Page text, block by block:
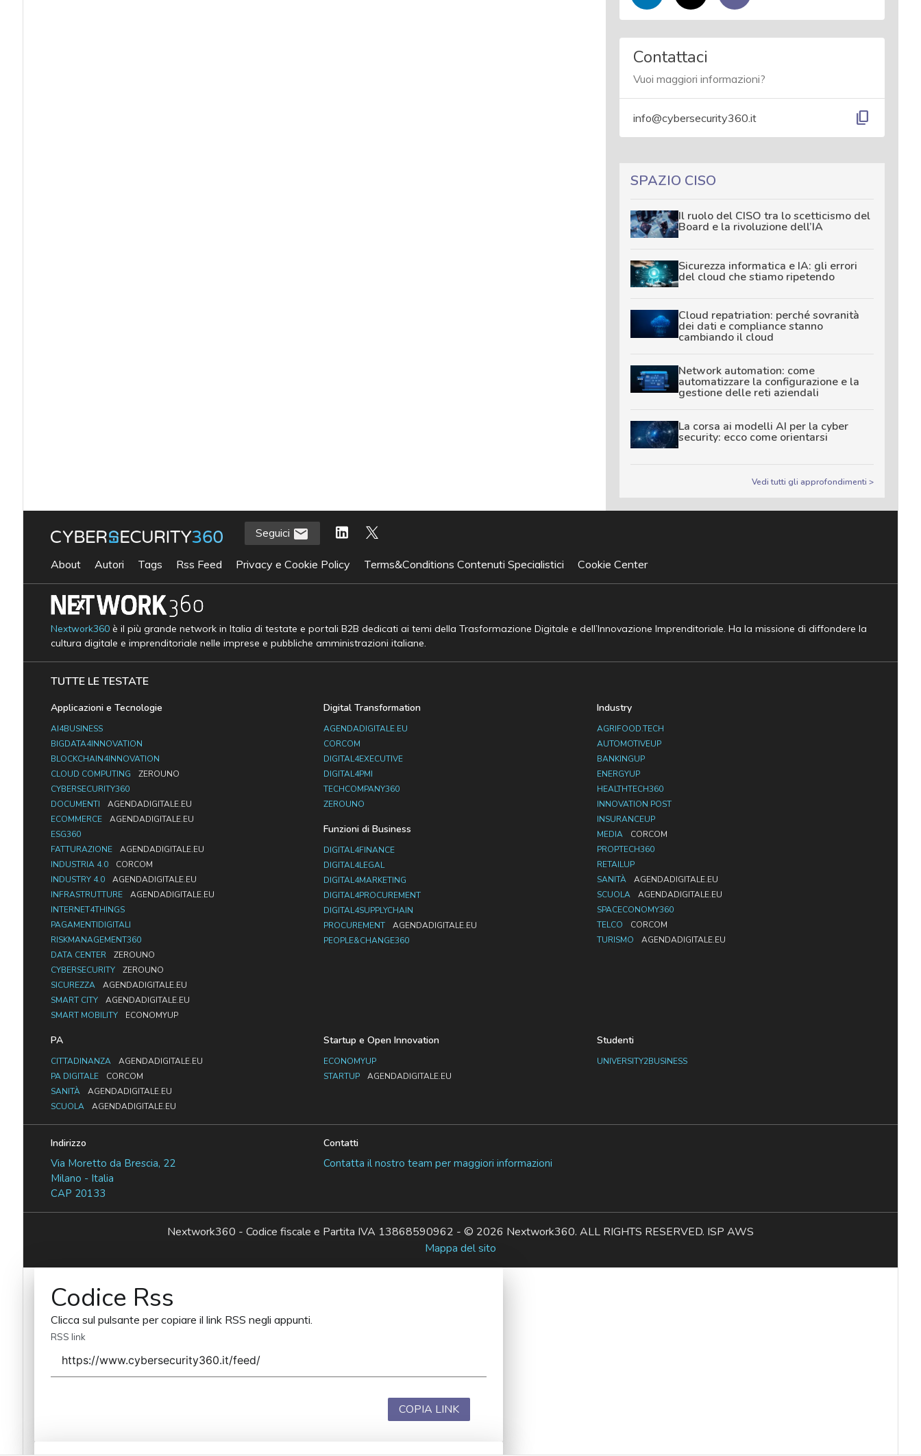
Contattaci
Vuoi maggiori informazioni?
info@cybersecurity360.it content_copy
SPAZIO CISO
Il ruolo del CISO tra lo scetticismo del
Board e la rivoluzione dell’IA
Sicurezza informatica e IA: gli errori
del cloud che stiamo ripetendo
Cloud repatriation: perché sovranità
dei dati e compliance stanno
cambiando il cloud
Network automation: come
automatizzare la configurazione e la
gestione delle reti aziendali
La corsa ai modelli AI per la cyber
security: ecco come orientarsi
Vedi tutti gli approfondimenti >
Seguici
About Autori Tags Rss Feed Privacy e Cookie Policy Terms&Conditions Contenuti Specialistici Cookie Center
Nextwork360è il più grande network in Italia di testate e portali B2B dedicati ai temi della Trasformazione Digitale e dell’Innovazione Imprenditoriale. Ha la missione di diffondere la
cultura digitale e imprenditoriale nelle imprese e pubbliche amministrazioni italiane.
TUTTE LE TESTATE
Applicazioni e Tecnologie
AI4BUSINESS
BIGDATA4INNOVATION
BLOCKCHAIN4INNOVATION
CLOUD COMPUTING
ZEROUNO
CYBERSECURITY360
DOCUMENTI
AGENDADIGITALE.EU
ECOMMERCE
AGENDADIGITALE.EU
ESG360
FATTURAZIONE
AGENDADIGITALE.EU
INDUSTRIA 4.0
CORCOM
INDUSTRY 4.0
AGENDADIGITALE.EU
INFRASTRUTTURE
AGENDADIGITALE.EU
INTERNET4THINGS
PAGAMENTIDIGITALI
RISKMANAGEMENT360
DATA CENTER
ZEROUNO
CYBERSECURITY
ZEROUNO
SICUREZZA
AGENDADIGITALE.EU
SMART CITY
AGENDADIGITALE.EU
SMART MOBILITY
ECONOMYUP
Digital Transformation
AGENDADIGITALE.EU
CORCOM
DIGITAL4EXECUTIVE
DIGITAL4PMI
TECHCOMPANY360
ZEROUNO
Funzioni di Business
DIGITAL4FINANCE
DIGITAL4LEGAL
DIGITAL4MARKETING
DIGITAL4PROCUREMENT
DIGITAL4SUPPLYCHAIN
PROCUREMENT
AGENDADIGITALE.EU
PEOPLE&CHANGE360
Industry
AGRIFOOD.TECH
AUTOMOTIVEUP
BANKINGUP
ENERGYUP
HEALTHTECH360
INNOVATION POST
INSURANCEUP
MEDIA
CORCOM
PROPTECH360
RETAILUP
SANITÀ
AGENDADIGITALE.EU
SCUOLA
AGENDADIGITALE.EU
SPACECONOMY360
TELCO
CORCOM
TURISMO
AGENDADIGITALE.EU
PA
CITTADINANZA
AGENDADIGITALE.EU
PA DIGITALE
CORCOM
SANITÀ
AGENDADIGITALE.EU
SCUOLA
AGENDADIGITALE.EU
Startup e Open Innovation
ECONOMYUP
STARTUP
AGENDADIGITALE.EU
Studenti
UNIVERSITY2BUSINESS
Indirizzo
Via Moretto da Brescia, 22
Milano - Italia
CAP 20133
Contatti
Contatta il nostro team per maggiori informazioni
Nextwork360 - Codice fiscale e Partita IVA 13868590962 - © 2026 Nextwork360. ALL RIGHTS RESERVED. ISP AWS
Mappa del sito
Codice Rss
Clicca sul pulsante per copiare il link RSS negli appunti.
RSS link
COPIA LINK